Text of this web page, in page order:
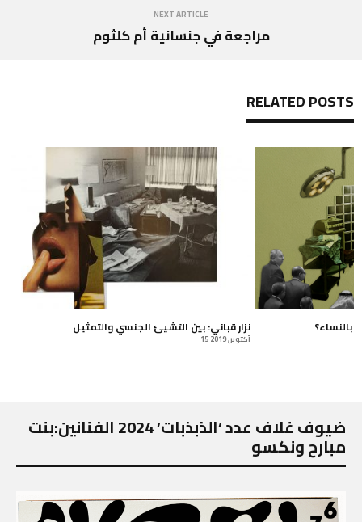
NEXT ARTICLE
مراجعة في جنسانية أم كلثوم
RELATED POSTS
نزار قباني: بين التشيئ الجنسي والتمثيل
15 أكتوبر, 2019
بالنساء؟
ضيوف غلاف عدد ‘الذبذبات’ 2024 الفنانين:بنت
مبارح ونكسو